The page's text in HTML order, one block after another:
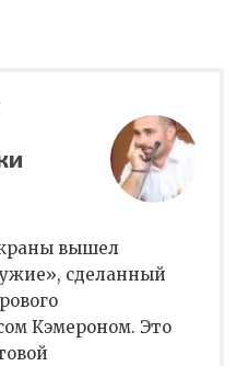
вышел
сделанный
Кэмероном. Это